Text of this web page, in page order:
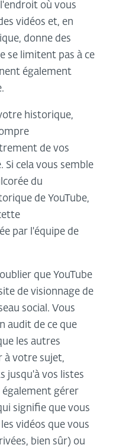
où vous
vidéos et, en
donne des
se limitent pas à ce
également
historique,
de vos
Si cela vous semble
du
de YouTube,
par l'équipe de
que YouTube
de visionnage de
social. Vous
audit de ce que
les autres
à votre sujet,
jusqu'à vos listes
également gérer
signifie que vous
vidéos que vous
bien sûr) ou